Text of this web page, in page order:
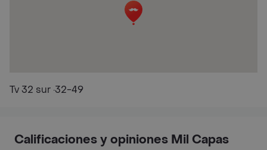
Tv 32 sur ·32-49
Calificaciones y opiniones Mil Capas